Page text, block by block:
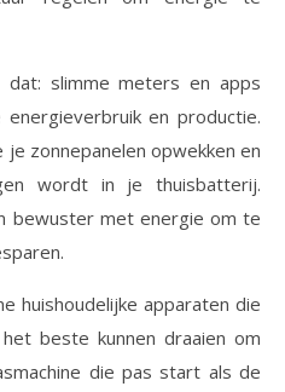
slimme meters en apps
en productie.
zonnepanelen opwekken en
wordt in je thuisbatterij.
bewuster met energie om te
huishoudelijke apparaten die
beste kunnen draaien om
die pas start als de